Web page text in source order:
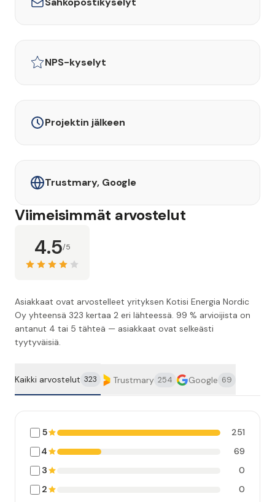
NPS-kyselyt
Projektin jälkeen
Trustmary, Google
4.5/5
Viimeisimmät arvostelut
Asiakkaat ovat arvostelleet yrityksen Kotisi Energia Nordic
Oy yhteensä 323 kertaa 2 eri lähteessä. 99 % arvioijista on
antanut 4 tai 5 tähteä — asiakkaat ovat selkeästi
tyytyväisiä.
Kaikki arvostelut 323 Trustmary 254 Google 69
5
251
4
69
3
0
2
0